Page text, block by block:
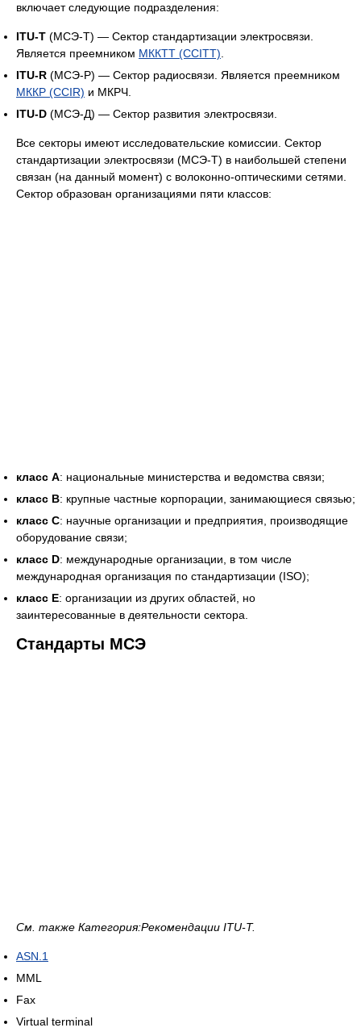
включает следующие подразделения:
ITU-T (МСЭ-Т) — Сектор стандартизации электросвязи.
Является преемником МККТТ (CCITT).
ITU-R (МСЭ-Р) — Сектор радиосвязи. Является преемником
МККР (CCIR) и МКРЧ.
ITU-D (МСЭ-Д) — Сектор развития электросвязи.
Все секторы имеют исследовательские комиссии. Сектор
стандартизации электросвязи (МСЭ-Т) в наибольшей степени
связан (на данный момент) с волоконно-оптическими сетями.
Сектор образован организациями пяти классов:
класс A: национальные министерства и ведомства связи;
класс B: крупные частные корпорации, занимающиеся связью;
класс C: научные организации и предприятия, производящие
оборудование связи;
класс D: международные организации, в том числе
международная организация по стандартизации (ISO);
класс E: организации из других областей, но
заинтересованные в деятельности сектора.
Стандарты МСЭ
См. также Категория:Рекомендации ITU-T.
ASN.1
MML
Fax
Virtual terminal